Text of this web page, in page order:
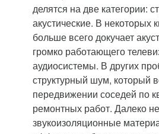
делятся на две категории:
акустические. В некоторых
больше всего докучает
громко работающего
аудиосистемы. В других
структурный шум, который
передвижении соседей по
ремонтных работ. Далеко
звукоизоляционные